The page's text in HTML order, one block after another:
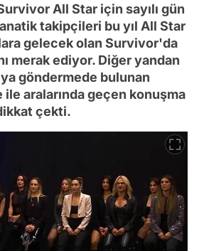
All Star için sayılı gün
takipçileri bu yıl All Star
gelecek olan Survivor'da
merak ediyor. Diğer yandan
göndermede bulunan
ile aralarında geçen konuşma
çekti.